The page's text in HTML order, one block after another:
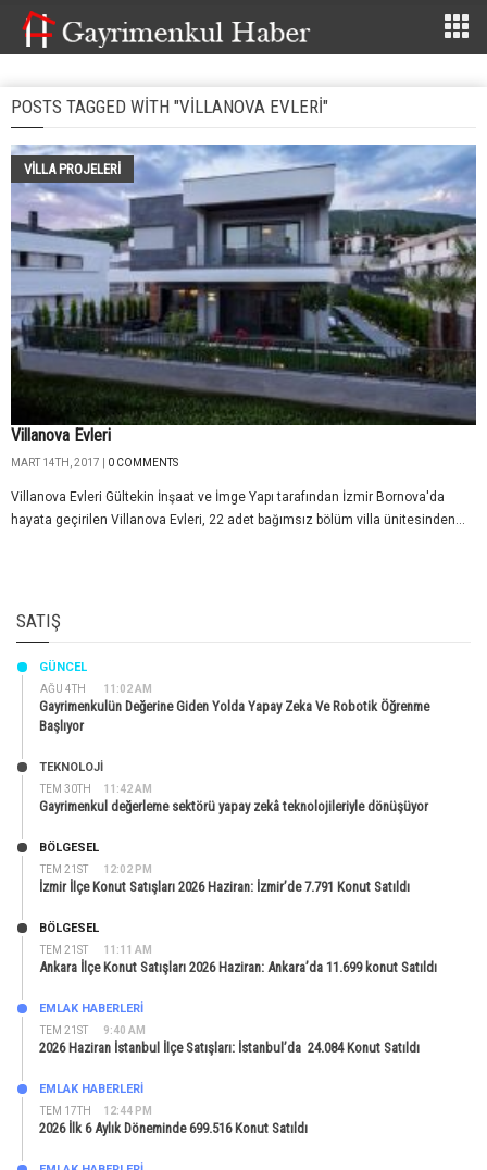
POSTS TAGGED WITH "VILLANOVA EVLERI"
VILLA PROJELERI
Villanova Evleri
MART 14TH, 2017 | 0 COMMENTS
Villanova Evleri Gültekin İnşaat ve İmge Yapı tarafından İzmir Bornova'da
hayata geçirilen Villanova Evleri, 22 adet bağımsız bölüm villa ünitesinden...
SATIŞ
AĞU 4TH 11:02 AM
GÜNCEL
Gayrimenkulün Değerine Giden Yolda Yapay Zeka Ve Robotik Öğrenme
Başlıyor
TEM 30TH 11:42 AM
TEKNOLOJİ
Gayrimenkul değerleme sektörü yapay zekâ teknolojileriyle dönüşüyor
TEM 21ST 12:02 PM
BÖLGESEL
İzmir İlçe Konut Satışları 2026 Haziran: İzmir’de 7.791 Konut Satıldı
TEM 21ST 11:11 AM
BÖLGESEL
Ankara İlçe Konut Satışları 2026 Haziran: Ankara’da 11.699 konut Satıldı
TEM 21ST 9:40 AM
EMLAK HABERLERI
2026 Haziran İstanbul İlçe Satışları: İstanbul’da 24.084 Konut Satıldı
TEM 17TH 12:44 PM
EMLAK HABERLERI
2026 İlk 6 Aylık Döneminde 699.516 Konut Satıldı